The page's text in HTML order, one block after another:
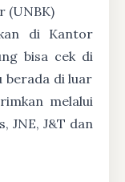
(UNBK)
di Kantor
bisa cek di
berada di luar
melalui
JNE, J&T dan